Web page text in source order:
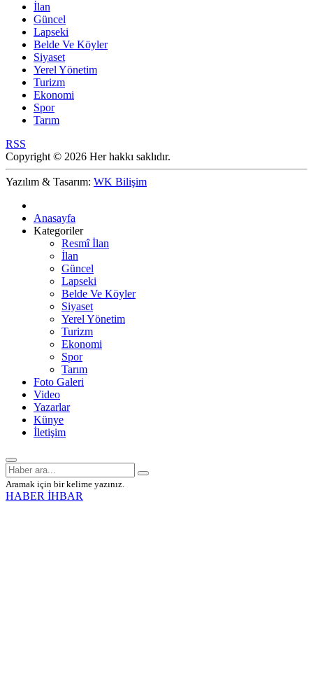
İlan
Güncel
Lapseki
Belde Ve Köyler
Siyaset
Yerel Yönetim
Turizm
Ekonomi
Spor
Tarım
RSS
Copyright © 2026 Her hakkı saklıdır.
Yazılım & Tasarım: WK Bilişim
Anasayfa
Kategoriler
Resmî İlan
İlan
Güncel
Lapseki
Belde Ve Köyler
Siyaset
Yerel Yönetim
Turizm
Ekonomi
Spor
Tarım
Foto Galeri
Video
Yazarlar
Künye
İletişim
Aramak için bir kelime yazınız.
HABER İHBAR